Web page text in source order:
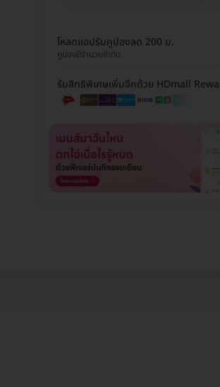
โหลดแอปรับคูปองลด 200 บ.
คูปองมีจำนวนจำกัด
รับสิทธิพิเศษเพิ่มอีกด้วย HDmall